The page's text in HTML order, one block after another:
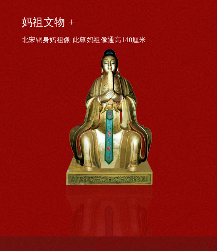
妈祖文物 +
北宋铜身妈祖像 此尊妈祖像通高140厘米...